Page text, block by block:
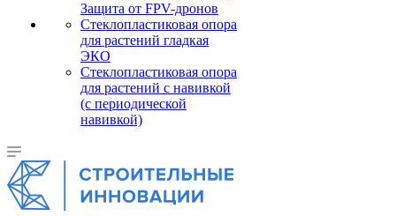
Защита от FPV-дронов
Стеклопластиковая опора
для растений гладкая
ЭКО
Стеклопластиковая опора
для растений с навивкой
(с периодической
навивкой)